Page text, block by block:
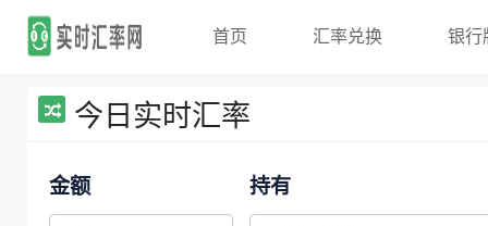
首页 汇率兑换 银行
今日实时汇率
金额 持有